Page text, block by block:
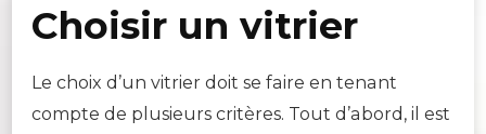
Choisir un vitrier
Le choix d’un vitrier doit se faire en tenant
compte de plusieurs critères. Tout d’abord, il est